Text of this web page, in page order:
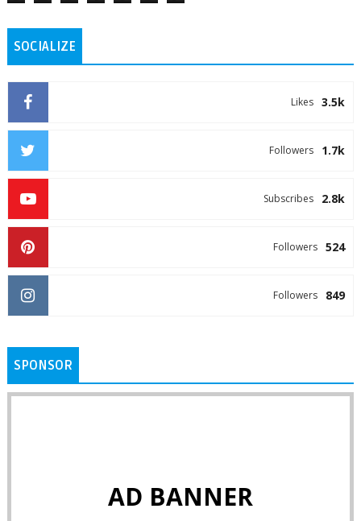
SOCIALIZE
3.5k
Likes
1.7k
Followers
2.8k
Subscribes
524
Followers
849
Followers
SPONSOR
AD BANNER